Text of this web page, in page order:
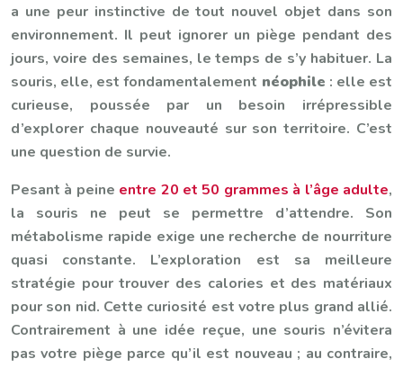
a une peur instinctive de tout nouvel objet dans son
environnement. Il peut ignorer un piège pendant des
jours, voire des semaines, le temps de s’y habituer. La
souris, elle, est fondamentalement néophile : elle est
curieuse, poussée par un besoin irrépressible
d’explorer chaque nouveauté sur son territoire. C’est
une question de survie.
Pesant à peine entre 20 et 50 grammes à l’âge adulte,
la souris ne peut se permettre d’attendre. Son
métabolisme rapide exige une recherche de nourriture
quasi constante. L’exploration est sa meilleure
stratégie pour trouver des calories et des matériaux
pour son nid. Cette curiosité est votre plus grand allié.
Contrairement à une idée reçue, une souris n’évitera
pas votre piège parce qu’il est nouveau ; au contraire,